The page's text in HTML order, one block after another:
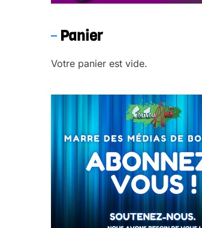
Panier
Votre panier est vide.